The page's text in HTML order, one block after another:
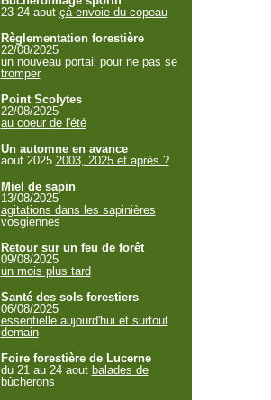
23-24 aout çà envoie du copeau
Règlementation forestière
22/08/2025
un nouveau portail pour ne pas se
tromper
Point Scolytes
22/08/2025
au coeur de l'été
Un automne en avance
aout 2025 2003, 2025 et après ?
Miel de sapin
13/08/2025
agitations dans les sapinières
vosgiennes
Retour sur un feu de forêt
09/08/2025
un mois plus tard
Santé des sols forestiers
06/08/2025
essentielle aujourd'hui et surtout
demain
Foire forestière de Lucerne
du 21 au 24 aout balades de
bûcherons